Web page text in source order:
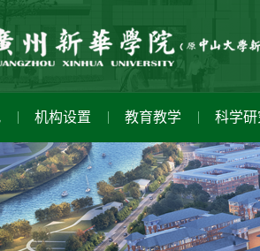
学校简介
机构设置
教研单位
教育教学 科学研
学科建设
招生信息 心理